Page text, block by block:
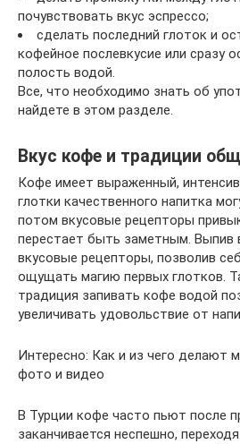
почувствовать вкус эспрессо;
сделать последний глоток и
кофейное послевкусие или сразу
полость водой.
Все, что необходимо знать об
найдете в этом разделе.
Вкус кофе и традиции
Кофе имеет выраженный,
глотки качественного напитка
потом вкусовые рецепторы
перестает быть заметным.
вкусовые рецепторы, позволив
ощущать магию первых глотков.
традиция запивать кофе водой
увеличивать удовольствие от
Интересно: Как и из чего делают
фото и видео
В Турции кофе часто пьют после
заканчивается неспешно,